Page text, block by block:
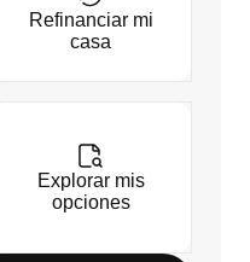
Refinanciar mi
casa
Explorar mis
opciones